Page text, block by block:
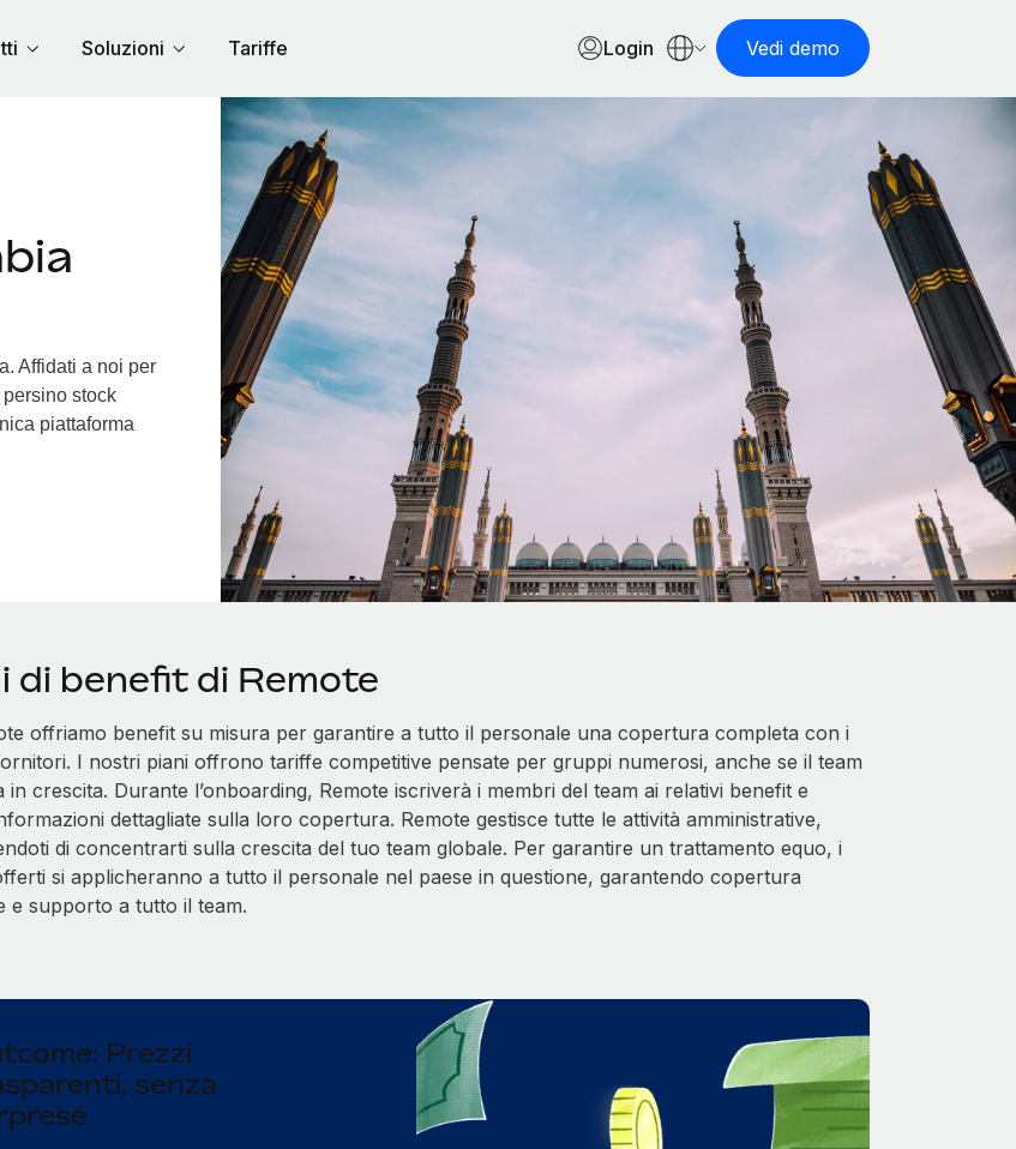
Soluzioni Tariffe Login Vedi demo
Affidati a noi per
stock
piattaforma
di benefit di Remote
offriamo benefit su misura per garantire a tutto il personale una copertura completa con i
I nostri piani offrono tariffe competitive pensate per gruppi numerosi, anche se il team
in crescita. Durante l’onboarding, Remote iscriverà i membri del team ai relativi benefit e
dettagliate sulla loro copertura. Remote gestisce tutte le attività amministrative,
di concentrarti sulla crescita del tuo team globale. Per garantire un trattamento equo, i
si applicheranno a tutto il personale nel paese in questione, garantendo copertura
e supporto a tutto il team.
Prezzi
senza